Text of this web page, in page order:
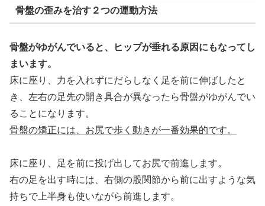
骨盤の歪みを治す２つの運動方法
骨盤がゆがんでいると、ヒップが垂れる原因にもなってし
まいます。
床に座り、力を入れずにだらしなく足を前に伸ばしたと
き、左右の足先の開き具合が異なったら骨盤がゆがんでい
ることになります。
骨盤の矯正には、お尻で歩く動きが一番効果的です。
床に座り、足を前に投げ出してお尻で前進します。
右の足を出す時には、右側の股関節から前に出すような気
持ちで上半身も使いながら前進します。